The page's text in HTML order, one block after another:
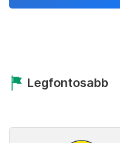
Legfontosabb